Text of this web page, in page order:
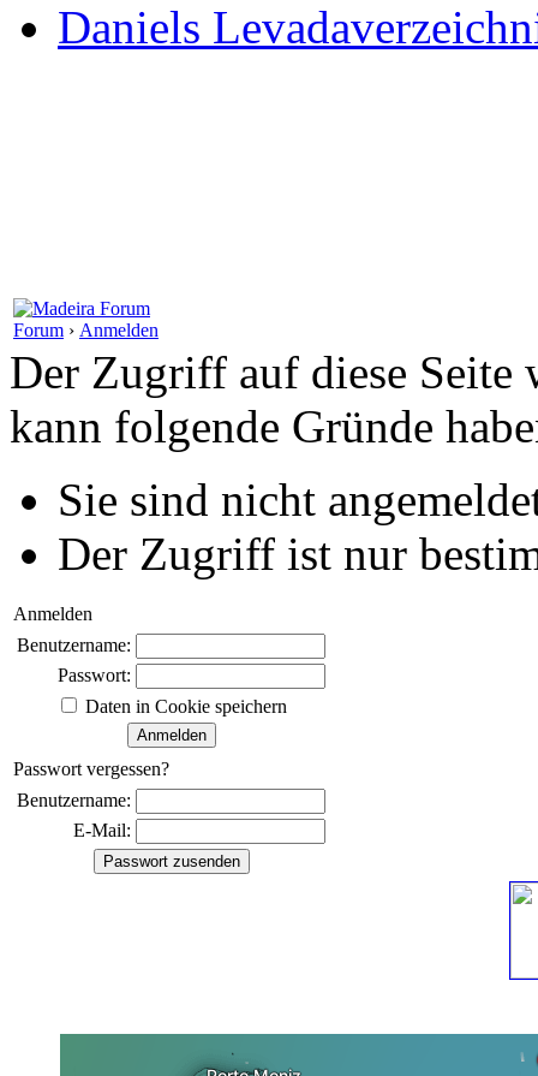
Daniels
Forum › Anmelden
Der Zugriff auf diese Seite
kann folgende Gründe
Sie sind nicht
Der Zugriff ist nur
Anmelden
Benutzername:
Passwort:
Daten in Cookie speichern
Passwort vergessen?
Benutzername:
E-Mail: